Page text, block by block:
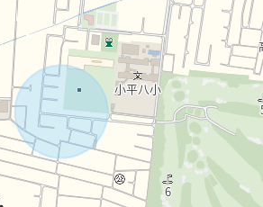
入式衣帽间，壁橱)
(客餐厅部分)
浴混合栓